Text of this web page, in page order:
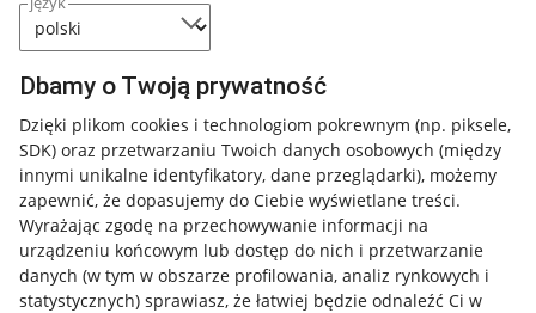
Dbamy o Twoją prywatność
Dzięki plikom cookies i technologiom pokrewnym (np. piksele,
SDK) oraz przetwarzaniu Twoich danych osobowych (między
innymi unikalne identyfikatory, dane przeglądarki), możemy
zapewnić, że dopasujemy do Ciebie wyświetlane treści.
Wyrażając zgodę na przechowywanie informacji na
urządzeniu końcowym lub dostęp do nich i przetwarzanie
danych (w tym w obszarze profilowania, analiz rynkowych i
statystycznych) sprawiasz, że łatwiej będzie odnaleźć Ci w